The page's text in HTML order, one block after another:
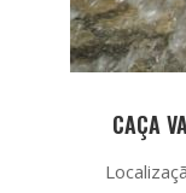
CAÇA